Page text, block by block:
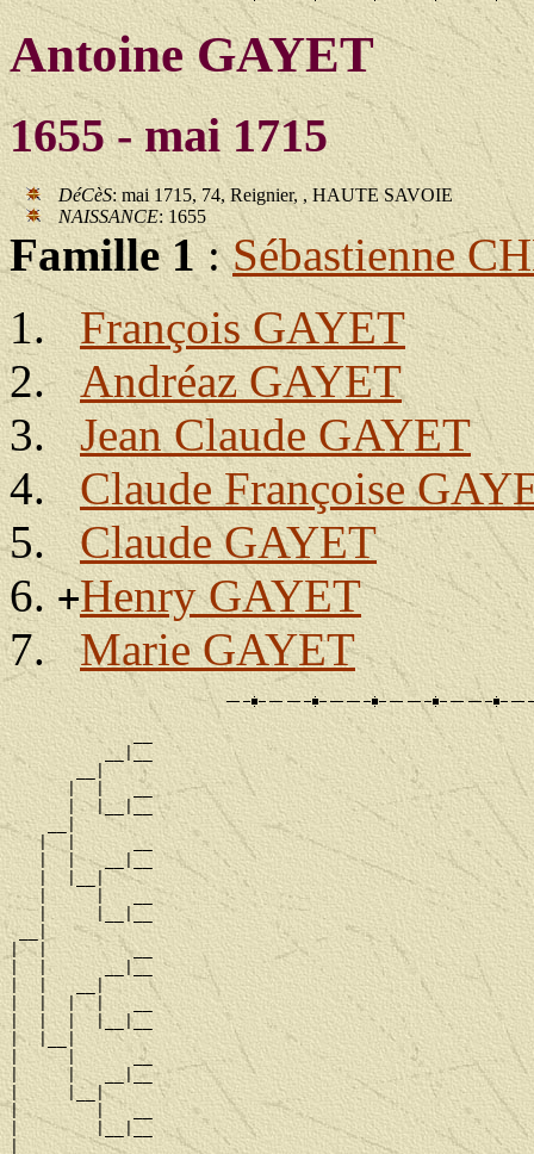
Antoine GAYET
1655 - mai 1715
DéCèS: mai 1715, 74, Reignier, , HAUTE SAVOIE
NAISSANCE: 1655
Famille 1:Sébastienne
François GAYET
Andréaz GAYET
Jean Claude GAYET
Claude Françoise
Claude GAYET
+Henry GAYET
Marie GAYET
             __
          __|__
       __|
      |  |   __
      |  |__|__
    __|
   |  |      __
   |  |   __|__
   |  |__|
   |     |   __
   |     |__|__
__|
|  |         __
|  |      __|__
|  |   __|
|  |  |  |   __
|  |  |  |__|__
|  |__|
|     |      __
|     |   __|__
|     |__|
|        |   __
|        |__|__